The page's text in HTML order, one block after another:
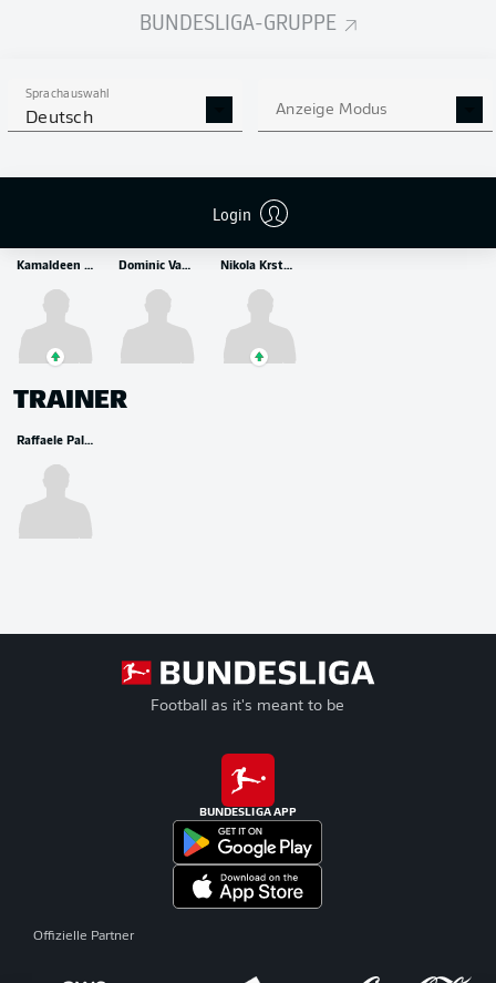
BUNDESLIGA-GRUPPE
Sprachauswahl
Deutsch Anzeige Modus
Login
Yunus Musah
Kamaldeen Sulemana Dominic Vavassori Nikola Krstovic
TRAINER
Raffaele Palladino
Football as it's meant to be
BUNDESLIGA APP
Offizielle Partner